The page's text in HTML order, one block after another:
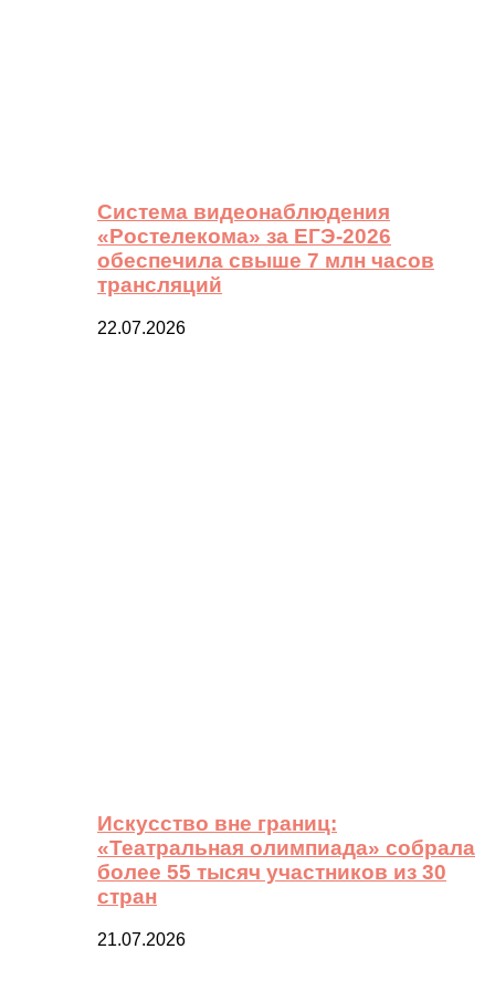
Система видеонаблюдения
«Ростелекома» за ЕГЭ-2026
обеспечила свыше 7 млн часов
трансляций
22.07.2026
Искусство вне границ:
«Театральная олимпиада» собрала
более 55 тысяч участников из 30
стран
21.07.2026